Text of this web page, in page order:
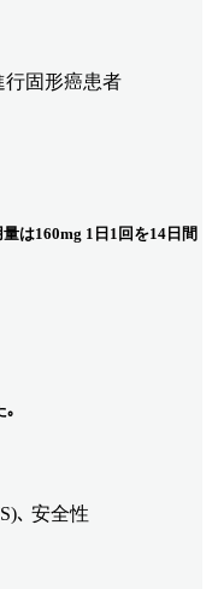
行固形癌患者
は160mg 1日1回を14日間
｡
､ 安全性